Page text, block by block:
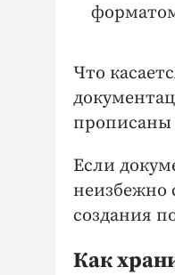
Что
прописаны
Если
неизбежно
создания
Как